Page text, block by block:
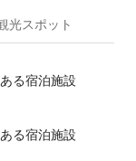
光スポット
る宿泊施設
る宿泊施設